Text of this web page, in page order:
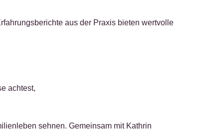
aus der Praxis bieten wertvolle
achtest,
sehnen. Gemeinsam mit Kathrin